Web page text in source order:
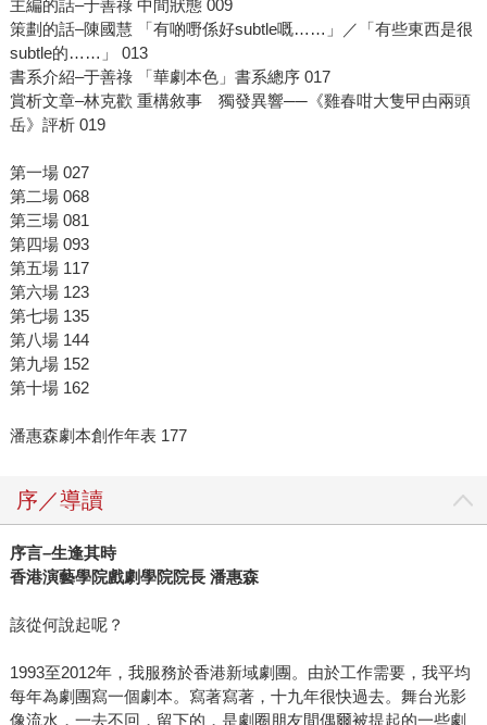
主編的話–于善祿 中間狀態 009
策劃的話–陳國慧 「有啲嘢係好subtle嘅……」／「有些東西是很
subtle的……」 013
書系介紹–于善祿 「華劇本色」書系總序 017
賞析文章–林克歡 重構敘事 獨發異響──《雞春咁大隻曱甴兩頭
岳》評析 019
第一場 027
第二場 068
第三場 081
第四場 093
第五場 117
第六場 123
第七場 135
第八場 144
第九場 152
第十場 162
潘惠森劇本創作年表 177
序／導讀
序言–生逢其時
香港演藝學院戲劇學院院長 潘惠森
該從何說起呢？
1993至2012年，我服務於香港新域劇團。由於工作需要，我平均
每年為劇團寫一個劇本。寫著寫著，十九年很快過去。舞台光影
像流水，一去不回，留下的，是劇圈朋友間偶爾被提起的一些劇